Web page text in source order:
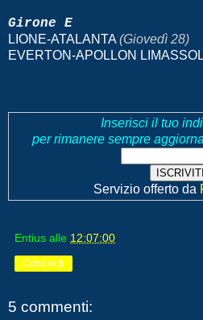
Girone E
LIONE-ATALANTA(Giovedì 28)
EVERTON-APOLLON
Inserisci il tuo
per rimanere sempre
Servizio offerto da
Entius alle 12:07:00
Condividi
5 commenti: